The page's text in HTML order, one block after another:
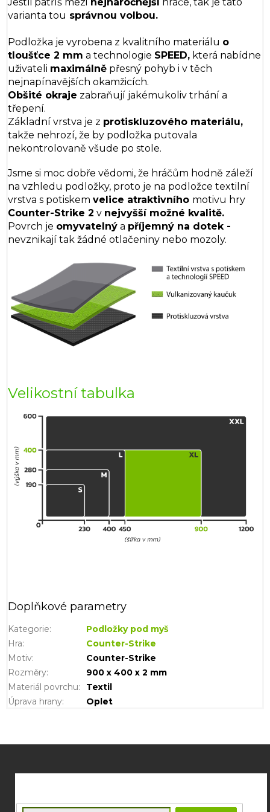
Jestli patříš mezi nejnáročnější
hráče, tak je tato
varianta tou správnou volbou.
Podložka je vyrobena z kvalitního materiálu o
tloušťce 2 mm a technologie SPEED, která nabídne
uživateli maximálně přesný pohyb i v těch
nejnapínavějších okamžicích.
Obšité okraje zabraňují jakémukoliv trhání a
třepení.
Základní vrstva je z protiskluzového materiálu,
takže nehrozí, že by podložka putovala
nekontrolovaně všude po stole.
Jsme si moc dobře vědomi, že hráčům hodně záleží
na vzhledu podložky, proto je na podložce textilní
vrstva s potiskem velice atraktivního motivu hry
Counter-Strike 2 v nejvyšší možné kvalitě.
Povrch je omyvatelný a příjemný na dotek -
nevznikají tak žádné otlačeniny nebo mozoly.
Velikostní tabulka
Doplňkové parametry
Kategorie:
Podložky pod myš
Hra:
Counter-Strike
Motiv:
Counter-Strike
Rozměry:
900 x 400 x 2 mm
Materiál povrchu:
Textil
Úprava hrany: Oplet